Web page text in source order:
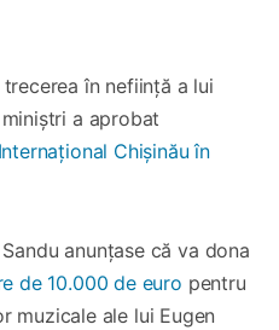
în neființă a lui
a aprobat
Chișinău în
anunțase că va dona
de 10.000 de euro pentru
muzicale ale lui Eugen